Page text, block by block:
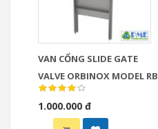
VAN CỔNG SLIDE GATE
VALVE ORBINOX MODEL RB
1.000.000 đ